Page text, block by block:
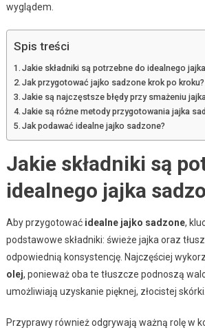
wyglądem.
Spis treści
Jakie składniki są potrzebne do idealnego
Jak przygotować jajko sadzone krok po kroku?
Jakie są najczęstsze błędy przy smażeniu
Jakie są różne metody przygotowania jajka
Jak podawać idealne jajko sadzone?
Jakie składniki są
idealnego jajka
Aby przygotować idealne jajko sadzone,
podstawowe składniki: świeże jajka oraz
odpowiednią konsystencję. Najczęściej
olej, ponieważ oba te tłuszcze podnoszą
umożliwiają uzyskanie pięknej, złocistej skórki.
Przyprawy również odgrywają ważną rolę w